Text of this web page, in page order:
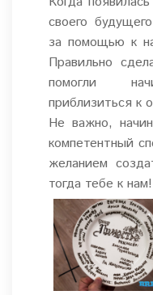
своего
за помощью к
Правильно
помогли
приблизиться к
Не важно,
компетентный
желанием
тогда тебе к нам!